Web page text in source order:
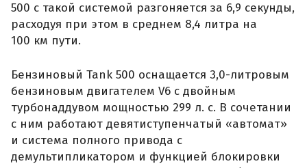
500 с такой системой разгоняется за 6,9 секунды,
расходуя при этом в среднем 8,4 литра на
100 км пути.
Бензиновый Tank 500 оснащается 3,0-литровым
бензиновым двигателем V6 с двойным
турбонаддувом мощностью 299 л. с. В сочетании
с ним работают девятиступенчатый «автомат»
и система полного привода с
демультипликатором и функцией блокировки